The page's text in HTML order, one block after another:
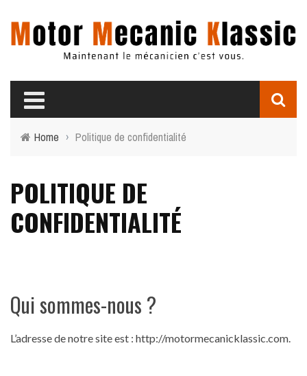
Home › Politique de confidentialité
POLITIQUE DE
CONFIDENTIALITÉ
Qui sommes-nous ?
L’adresse de notre site est : http://motormecanicklassic.com.